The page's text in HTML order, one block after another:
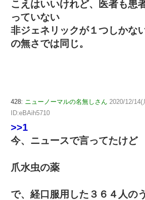
こえはいいけれど、医者も患
っていない
非ジェネリックが１つしかな
の無さでは同じ。
428: ニューノーマルの名無しさん 2020/12/14(
ID:eBAih5710
>>1
今、ニュースで言ってたけど
爪水虫の薬
で、経口服用した３６４人の